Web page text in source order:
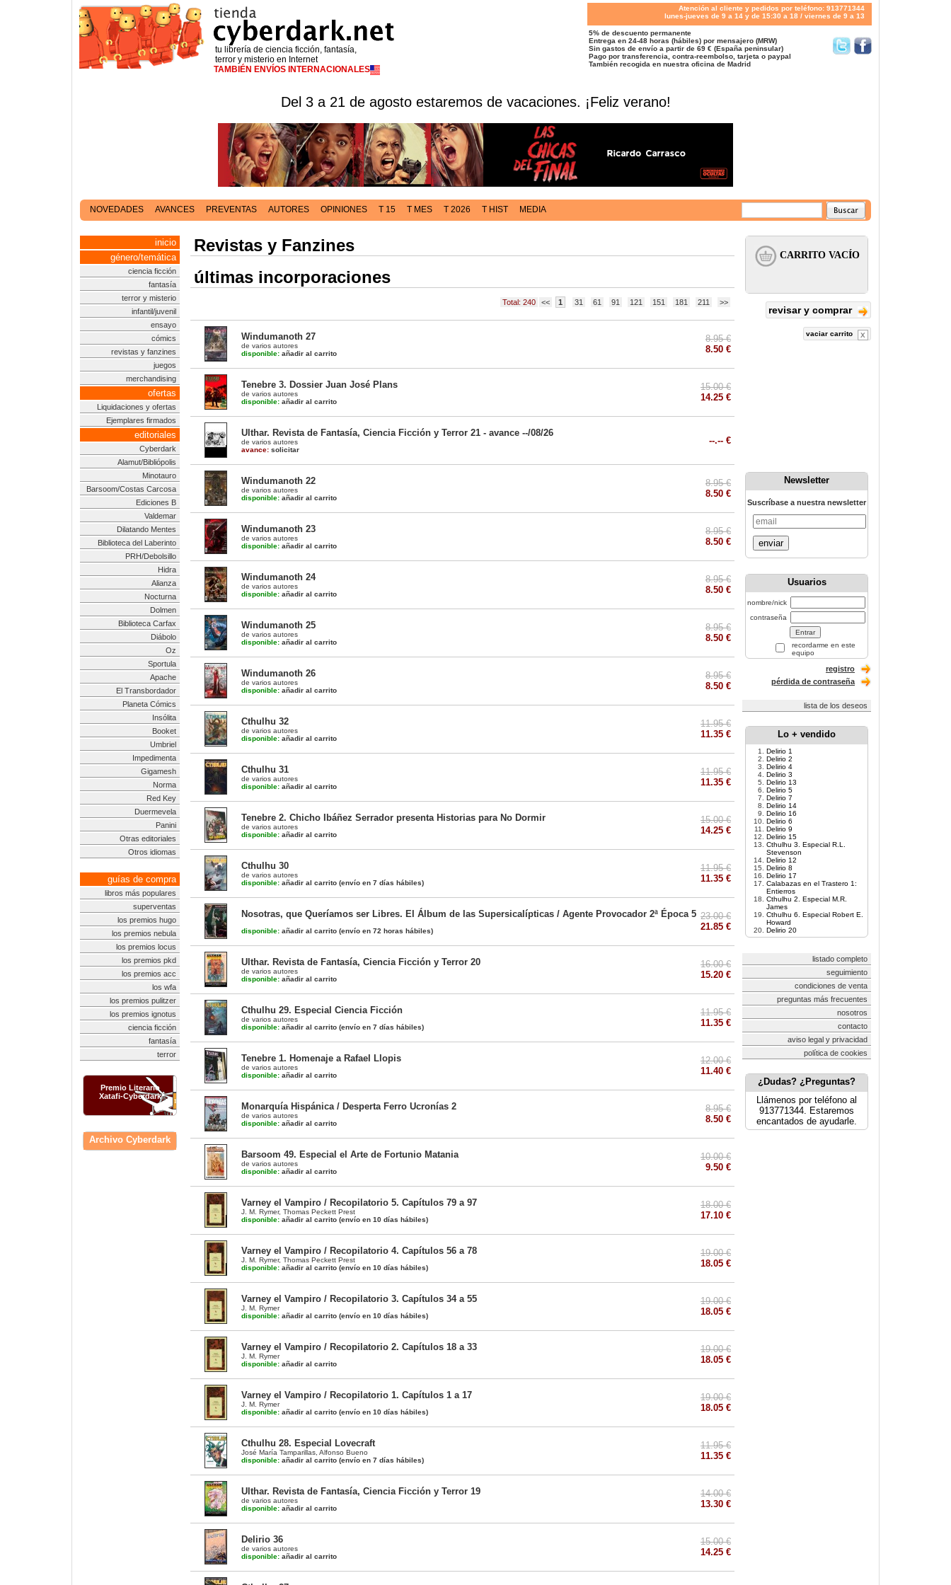
tu librería de ciencia ficción, fantasía,
terror y misterio en Internet
TAMBIÉN ENVÍOS INTERNACIONALES
Atención al cliente y pedidos por teléfono: 913771344
lunes-jueves de 9 a 14 y de 15:30 a 18 / viernes de 9 a 13
5% de descuento permanente
Entrega en 24-48 horas (hábiles) por mensajero (MRW)
Sin gastos de envío a partir de 69 € (España peninsular)
Pago por transferencia, contra-reembolso, tarjeta o paypal
También recogida en nuestra oficina de Madrid
Del 3 a 21 de agosto estaremos de vacaciones. ¡Feliz verano!
NOVEDADES AVANCES PREVENTAS AUTORES OPINIONES T 15 T MES T 2026 T HIST MEDIA
inicio
género/temática
ciencia ficción
fantasía
terror y misterio
infantil/juvenil
ensayo
cómics
revistas y fanzines
juegos
merchandising
ofertas
Liquidaciones y ofertas
Ejemplares firmados
editoriales
Cyberdark
Alamut/Bibliópolis
Minotauro
Barsoom/Costas Carcosa
Ediciones B
Valdemar
Dilatando Mentes
Biblioteca del Laberinto
PRH/Debolsillo
Hidra
Alianza
Nocturna
Dolmen
Biblioteca Carfax
Diábolo
Oz
Sportula
Apache
El Transbordador
Planeta Cómics
Insólita
Booket
Umbriel
Impedimenta
Gigamesh
Norma
Red Key
Duermevela
Panini
Otras editoriales
Otros idiomas
guías de compra
libros más populares
superventas
los premios hugo
los premios nebula
los premios locus
los premios pkd
los premios acc
los wfa
los premios pulitzer
los premios ignotus
ciencia ficción
fantasía
terror
Premio Literario
Xatafi-Cyberdark
Archivo Cyberdark
Revistas y Fanzines
últimas incorporaciones
Total: 240 << 1 31 61 91 121 151 181 211 >>
Windumanoth 27
de varios autores
disponible: añadir al carrito
8.95 €
8.50 €
Tenebre 3. Dossier Juan José Plans
de varios autores
disponible: añadir al carrito
15.00 €
14.25 €
Ulthar. Revista de Fantasía, Ciencia Ficción y Terror 21 - avance --/08/26
de varios autores
avance: solicitar
--.-- €
Windumanoth 22
de varios autores
disponible: añadir al carrito
8.95 €
8.50 €
Windumanoth 23
de varios autores
disponible: añadir al carrito
8.95 €
8.50 €
Windumanoth 24
de varios autores
disponible: añadir al carrito
8.95 €
8.50 €
Windumanoth 25
de varios autores
disponible: añadir al carrito
8.95 €
8.50 €
Windumanoth 26
de varios autores
disponible: añadir al carrito
8.95 €
8.50 €
Cthulhu 32
de varios autores
disponible: añadir al carrito
11.95 €
11.35 €
Cthulhu 31
de varios autores
disponible: añadir al carrito
11.95 €
11.35 €
Tenebre 2. Chicho Ibáñez Serrador presenta Historias para No Dormir
de varios autores
disponible: añadir al carrito
15.00 €
14.25 €
Cthulhu 30
de varios autores
disponible: añadir al carrito (envío en 7 días hábiles)
11.95 €
11.35 €
Nosotras, que Queríamos ser Libres. El Álbum de las Supersicalípticas / Agente Provocador 2ª Época 5
disponible: añadir al carrito (envío en 72 horas hábiles)
23.00 €
21.85 €
Ulthar. Revista de Fantasía, Ciencia Ficción y Terror 20
de varios autores
disponible: añadir al carrito
16.00 €
15.20 €
Cthulhu 29. Especial Ciencia Ficción
de varios autores
disponible: añadir al carrito (envío en 7 días hábiles)
11.95 €
11.35 €
Tenebre 1. Homenaje a Rafael Llopis
de varios autores
disponible: añadir al carrito
12.00 €
11.40 €
Monarquía Hispánica / Desperta Ferro Ucronías 2
de varios autores
disponible: añadir al carrito
8.95 €
8.50 €
Barsoom 49. Especial el Arte de Fortunio Matania
de varios autores
disponible: añadir al carrito
10.00 €
9.50 €
Varney el Vampiro / Recopilatorio 5. Capítulos 79 a 97
J. M. Rymer, Thomas Peckett Prest
disponible: añadir al carrito (envío en 10 días hábiles)
18.00 €
17.10 €
Varney el Vampiro / Recopilatorio 4. Capítulos 56 a 78
J. M. Rymer, Thomas Peckett Prest
disponible: añadir al carrito (envío en 10 días hábiles)
19.00 €
18.05 €
Varney el Vampiro / Recopilatorio 3. Capítulos 34 a 55
J. M. Rymer
disponible: añadir al carrito (envío en 10 días hábiles)
19.00 €
18.05 €
Varney el Vampiro / Recopilatorio 2. Capítulos 18 a 33
J. M. Rymer
disponible: añadir al carrito
19.00 €
18.05 €
Varney el Vampiro / Recopilatorio 1. Capítulos 1 a 17
J. M. Rymer
disponible: añadir al carrito (envío en 10 días hábiles)
19.00 €
18.05 €
Cthulhu 28. Especial Lovecraft
José María Tamparillas Alfonso Bueno
disponible: añadir al carrito (envío en 7 días hábiles)
11.95 €
11.35 €
Ulthar. Revista de Fantasía, Ciencia Ficción y Terror 19
de varios autores
disponible: añadir al carrito
14.00 €
13.30 €
Delirio 36
de varios autores
disponible: añadir al carrito
15.00 €
14.25 €
revisar y comprar
vaciar carrito
Newsletter
Suscríbase a nuestra newsletter
enviar
Usuarios
nombre/nick
contraseña
recordarme en este
equipo
registro
pérdida de contraseña
lista de los deseos
Lo + vendido
Delirio 1
Delirio 2
Delirio 4
Delirio 3
Delirio 13
Delirio 5
Delirio 7
Delirio 14
Delirio 16
Delirio 6
Delirio 9
Delirio 15
Cthulhu 3. Especial R.L.
Stevenson
Delirio 12
Delirio 8
Delirio 17
Calabazas en el Trastero 1:
Entierros
Cthulhu 2. Especial M.R.
James
Cthulhu 6. Especial Robert E.
Howard
Delirio 20
listado completo
seguimiento
condiciones de venta
preguntas más frecuentes
nosotros
contacto
aviso legal y privacidad
política de cookies
¿Dudas? ¿Preguntas?
Llámenos por teléfono al
913771344. Estaremos
encantados de ayudarle.